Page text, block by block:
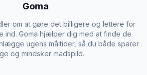
Goma
om at gøre det billigere og lettere for
ind. Goma hjælper dig med at finde de
ugens måltider, så du både sparer
og mindsker madspild.